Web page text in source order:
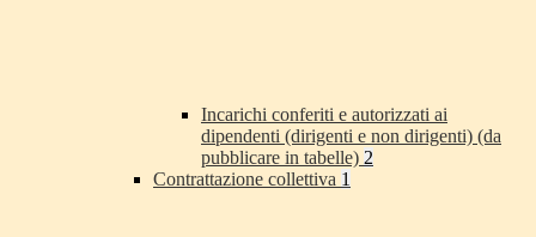
Incarichi conferiti e autorizzati ai
dipendenti (dirigenti e non dirigenti) (da
pubblicare in tabelle) 2
Contrattazione collettiva 1